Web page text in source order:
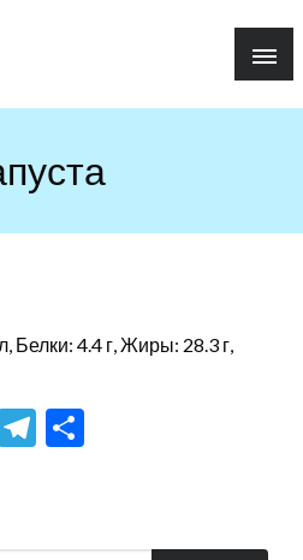
Белки: 4.4 г, Жиры: 28.3 г,
Telegram